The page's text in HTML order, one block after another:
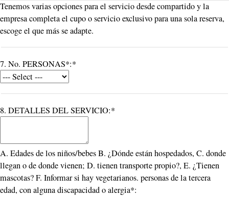
Tenemos varias opciones para el servicio desde compartido y la
empresa completa el cupo o servicio exclusivo para una sola reserva,
escoge el que más se adapte.
7. No. PERSONAS*:*
8. DETALLES DEL SERVICIO:*
A. Edades de los niños/bebes B. ¿Dónde están hospedados, C. donde
llegan o de donde vienen; D. tienen transporte propio?, E. ¿Tienen
mascotas? F. Informar si hay vegetarianos. personas de la tercera
edad, con alguna discapacidad o alergia*: